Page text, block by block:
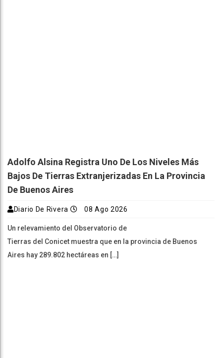
Adolfo Alsina Registra Uno De Los Niveles Más
Bajos De Tierras Extranjerizadas En La Provincia
De Buenos Aires
Diario De Rivera 08 Ago 2026
Un relevamiento del Observatorio de
Tierras del Conicet muestra que en la provincia de Buenos
Aires hay 289.802 hectáreas en […]